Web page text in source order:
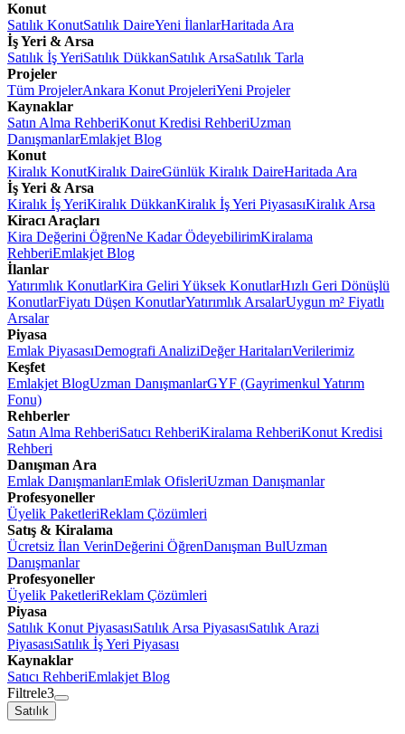
Konut
Satılık KonutSatılık DaireYeni İlanlarHaritada Ara
İş Yeri & Arsa
Satılık İş YeriSatılık DükkanSatılık ArsaSatılık Tarla
Projeler
Tüm ProjelerAnkara Konut ProjeleriYeni Projeler
Kaynaklar
Satın Alma RehberiKonut Kredisi RehberiUzman
DanışmanlarEmlakjet Blog
Konut
Kiralık KonutKiralık DaireGünlük Kiralık DaireHaritada Ara
İş Yeri & Arsa
Kiralık İş YeriKiralık DükkanKiralık İş Yeri PiyasasıKiralık Arsa
Kiracı Araçları
Kira Değerini ÖğrenNe Kadar ÖdeyebilirimKiralama
RehberiEmlakjet Blog
İlanlar
Yatırımlık KonutlarKira Geliri Yüksek KonutlarHızlı Geri Dönüşlü
KonutlarFiyatı Düşen KonutlarYatırımlık ArsalarUygun m² Fiyatlı
Arsalar
Piyasa
Emlak PiyasasıDemografi AnaliziDeğer HaritalarıVerilerimiz
Keşfet
Emlakjet BlogUzman DanışmanlarGYF (Gayrimenkul Yatırım
Fonu)
Rehberler
Satın Alma RehberiSatıcı RehberiKiralama RehberiKonut Kredisi
Rehberi
Danışman Ara
Emlak DanışmanlarıEmlak OfisleriUzman Danışmanlar
Profesyoneller
Üyelik PaketleriReklam Çözümleri
Satış & Kiralama
Ücretsiz İlan VerinDeğerini ÖğrenDanışman BulUzman
Danışmanlar
Profesyoneller
Üyelik PaketleriReklam Çözümleri
Piyasa
Satılık Konut PiyasasıSatılık Arsa PiyasasıSatılık Arazi
PiyasasıSatılık İş Yeri Piyasası
Kaynaklar
Satıcı RehberiEmlakjet Blog
Filtrele3
Satılık